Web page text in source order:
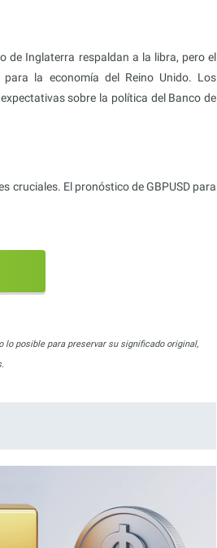
de Inglaterra respaldan a la libra, pero el
la economía del Reino Unido. Los
sobre la política del Banco de
cruciales. El pronóstico de GBPUSD para
posible para preservar su significado original,